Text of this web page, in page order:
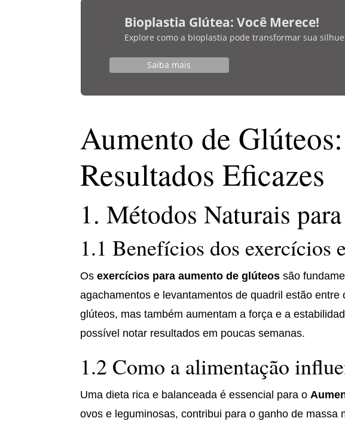
Bioplastia Glútea: Você Merece!
Explore como a bioplastia pode transformar sua
Saiba mais
Aumento de
Resultados Eficazes
1. Métodos Naturais
1.1 Benefícios dos exercícios
Osexercícios para aumento de glúteos são
agachamentos e levantamentos de quadril estão
glúteos, mas também aumentam a força e a
possível notar resultados em poucas semanas.
1.2 Como a alimentação
Uma dieta rica e balanceada é essencial para o
ovos e leguminosas, contribui para o ganho de